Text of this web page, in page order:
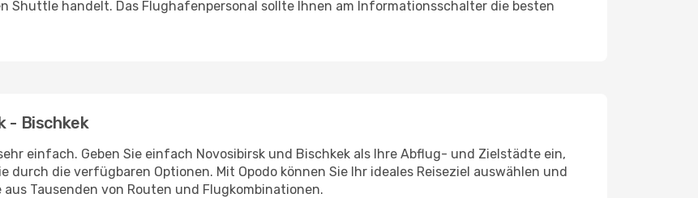
Shuttle handelt. Das Flughafenpersonal sollte Ihnen am Informationsschalter die besten
- Bischkek
einfach. Geben Sie einfach Novosibirsk und Bischkek als Ihre Abflug- und Zielstädte ein,
durch die verfügbaren Optionen. Mit Opodo können Sie Ihr ideales Reiseziel auswählen und
Tausenden von Routen und Flugkombinationen.